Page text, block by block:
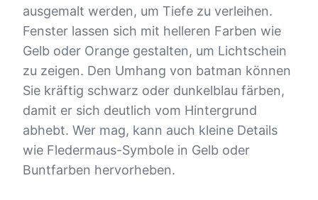
ausgemalt werden, um Tiefe zu verleihen.
Fenster lassen sich mit helleren Farben wie
Gelb oder Orange gestalten, um Lichtschein
zu zeigen. Den Umhang von batman können
Sie kräftig schwarz oder dunkelblau färben,
damit er sich deutlich vom Hintergrund
abhebt. Wer mag, kann auch kleine Details
wie Fledermaus-Symbole in Gelb oder
Buntfarben hervorheben.